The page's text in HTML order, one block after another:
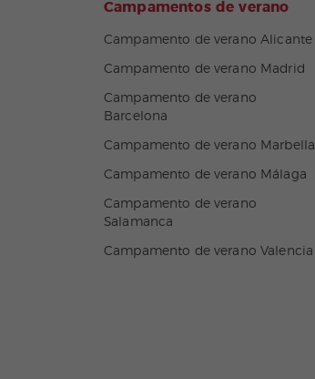
Campamentos de verano
Campamento de verano Alicante
Campamento de verano Madrid
Campamento de verano
Barcelona
Campamento de verano Marbella
Campamento de verano Málaga
Campamento de verano
Salamanca
Campamento de verano Valencia